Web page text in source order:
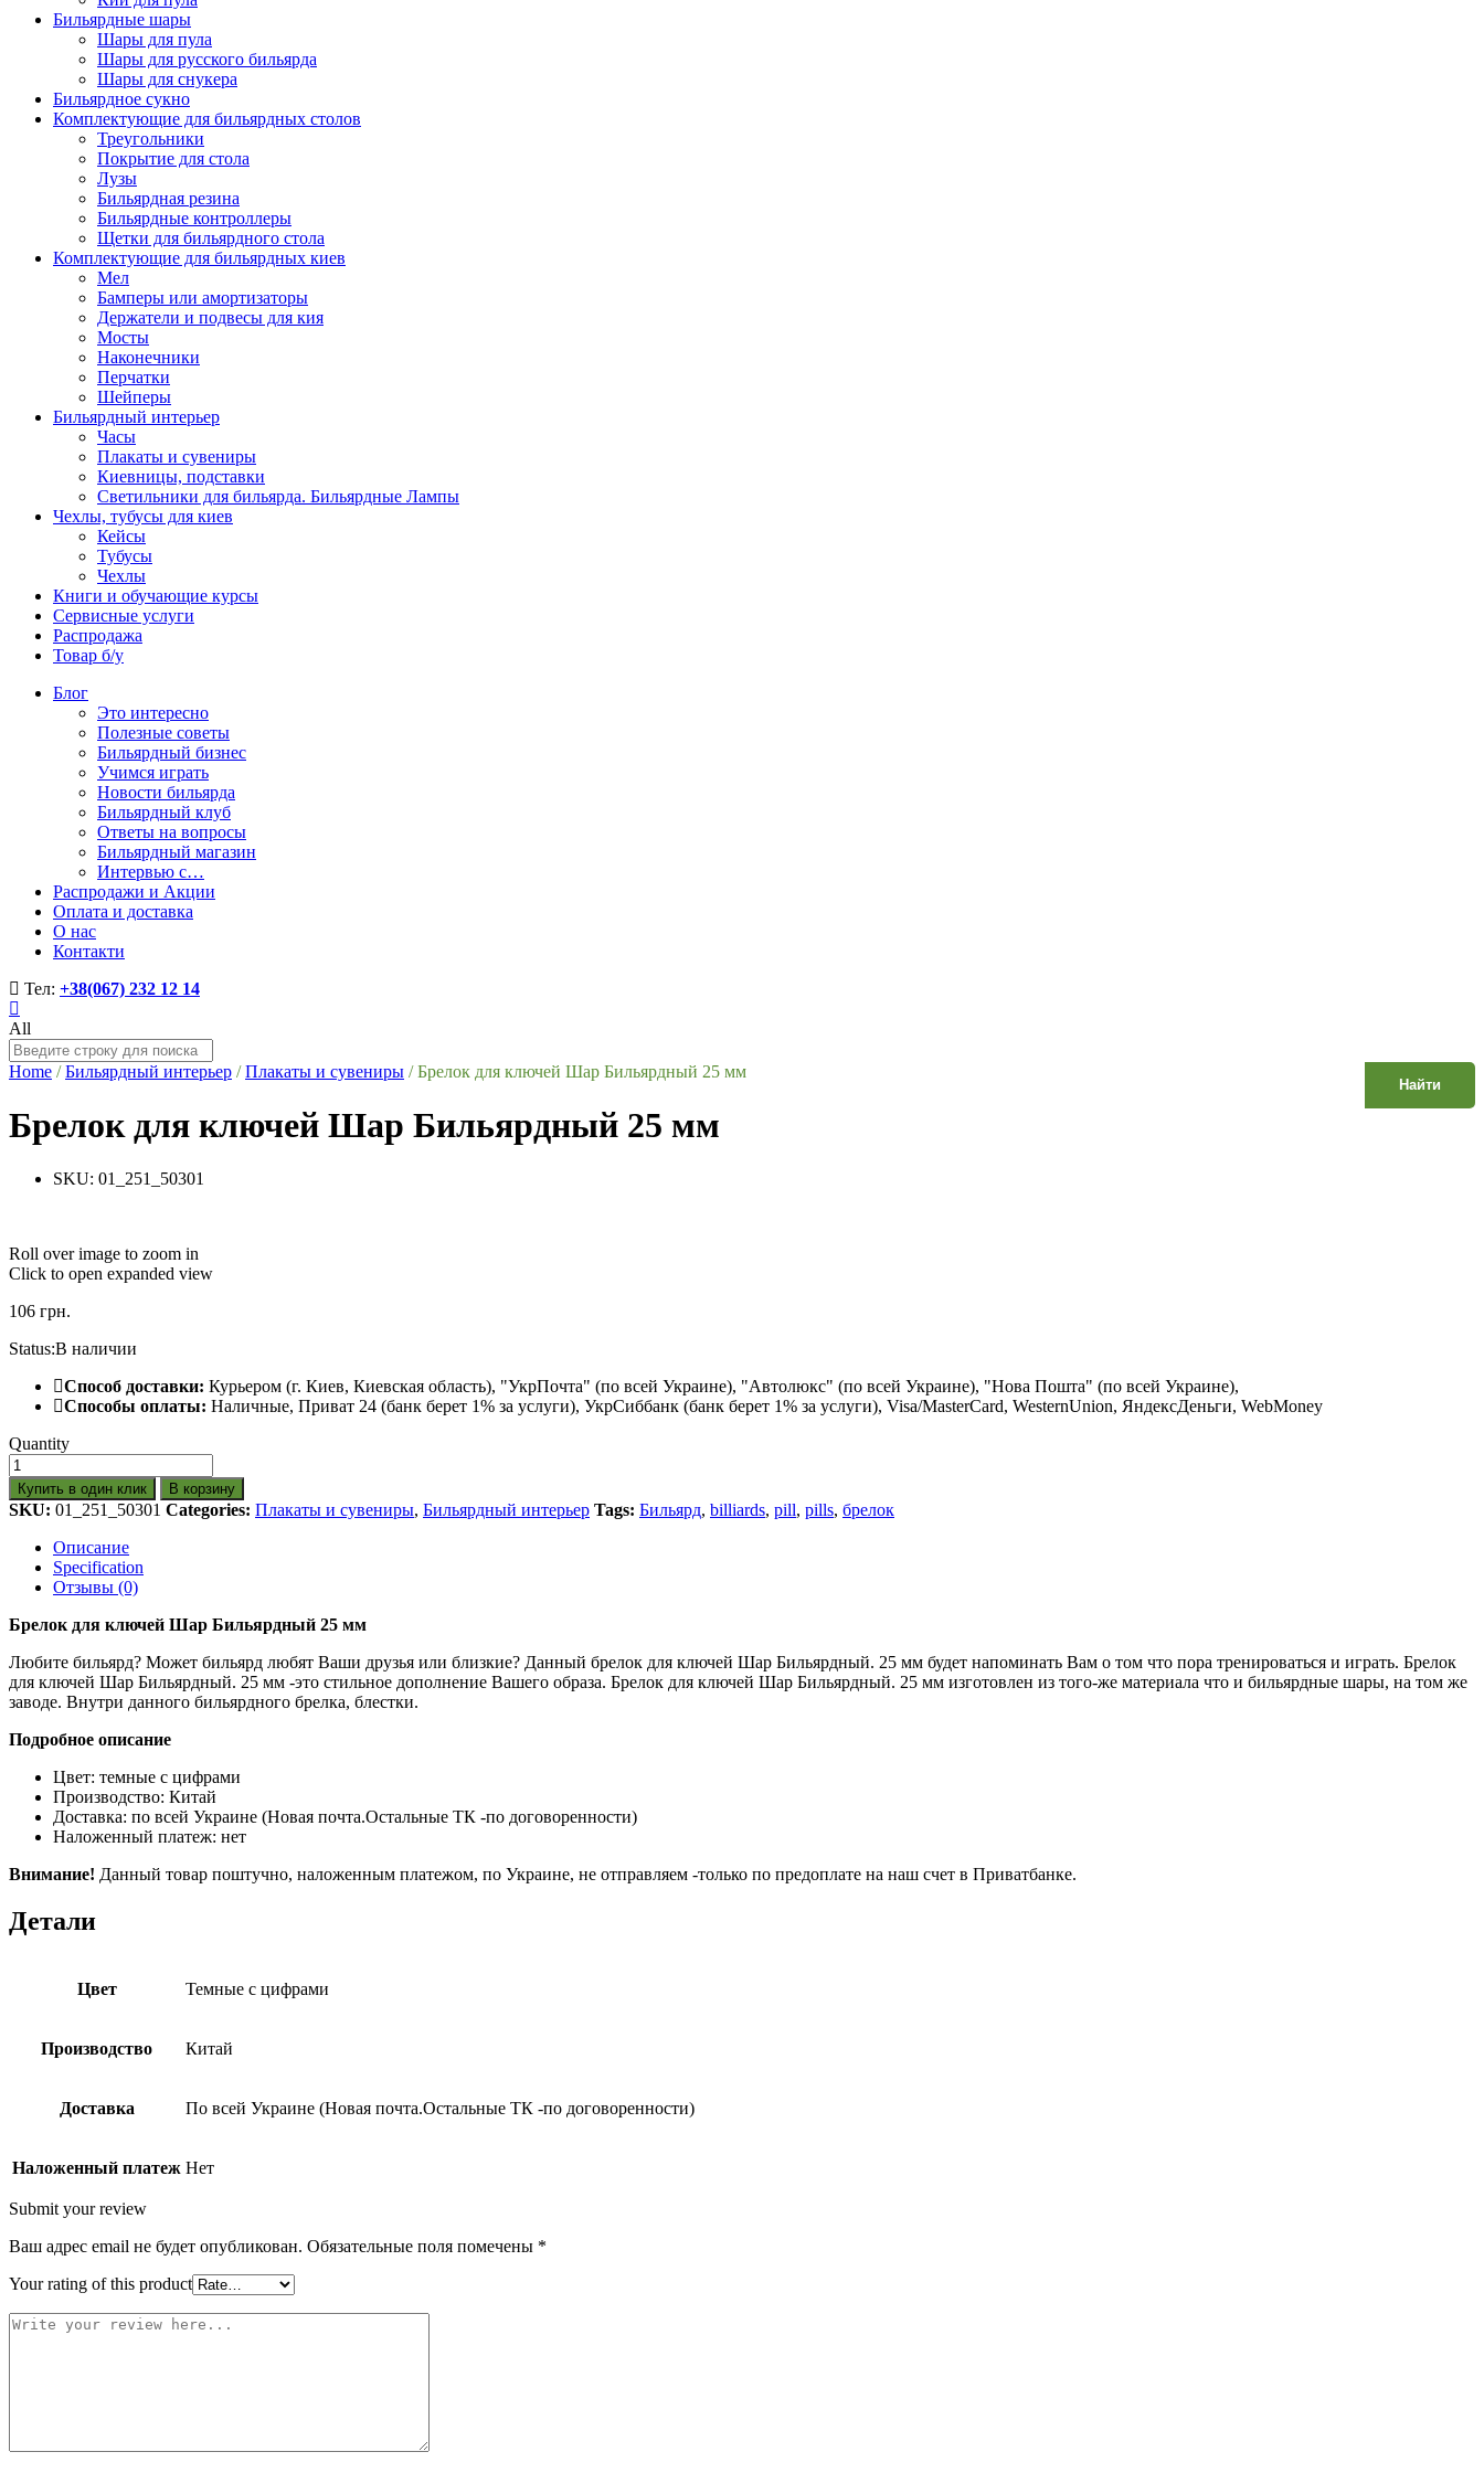
Бильярдные шары
Шары для пула
Шары для русского бильярда
Шары для снукера
Бильярдное сукно
Комплектующие для бильярдных столов
Треугольники
Покрытие для стола
Лузы
Бильярдная резина
Бильярдные контроллеры
Щетки для бильярдного стола
Комплектующие для бильярдных киев
Мел
Бамперы или амортизаторы
Держатели и подвесы для кия
Мосты
Наконечники
Перчатки
Шейперы
Бильярдный интерьер
Часы
Плакаты и сувениры
Киевницы, подставки
Светильники для бильярда. Бильярдные Лампы
Чехлы, тубусы для киев
Кейсы
Тубусы
Чехлы
Книги и обучающие курсы
Сервисные услуги
Распродажа
Товар б/у
Блог
Это интересно
Полезные советы
Бильярдный бизнес
Учимся играть
Новости бильярда
Бильярдный клуб
Ответы на вопросы
Бильярдный магазин
Интервью с…
Распродажи и Акции
Оплата и доставка
О нас
Контакти
Тел: +38(067) 232 12 14
All
Найти
Home / Бильярдный интерьер / Плакаты и сувениры / Брелок для ключей Шар Бильярдный 25 мм
Брелок для ключей Шар Бильярдный 25 мм
SKU: 01_251_50301
Roll over image to zoom in
Click to open expanded view
106 грн.
Status:В наличии
Способ доставки: Курьером (г. Киев, Киевская область), "УкрПочта" (по всей Украине), "Автолюкс" (по всей Украине), "Нова Пошта" (по всей Украине),
Способы оплаты: Наличные, Приват 24 (банк берет 1% за услуги), УкрСиббанк (банк берет 1% за услуги), Visa/МаsterСard, WesternUnion, ЯндексДеньги, WebMoney
Quantity
Купить в один клик В корзину
SKU: 01_251_50301 Categories: Плакаты и сувениры, Бильярдный интерьер Tags: Бильярд, billiards, pill, pills, брелок
Описание
Specification
Отзывы (0)
Брелок для ключей Шар Бильярдный 25 мм
Любите бильярд? Может бильярд любят Ваши друзья или близкие? Данный брелок для ключей Шар Бильярдный. 25 мм будет напоминать Вам о том что пора тренироваться и играть. Брелок
для ключей Шар Бильярдный. 25 мм -это стильное дополнение Вашего образа. Брелок для ключей Шар Бильярдный. 25 мм изготовлен из того-же материала что и бильярдные шары, на том же
заводе. Внутри данного бильярдного брелка, блестки.
Подробное описание
Цвет: темные с цифрами
Производство: Китай
Доставка: по всей Украине (Новая почта.Остальные ТК -по договоренности)
Наложенный платеж: нет
Внимание! Данный товар поштучно, наложенным платежом, по Украине, не отправляем -только по предоплате на наш счет в Приватбанке.
Детали
Цвет Темные с цифрами
Производство Китай
Доставка По всей Украине (Новая почта.Остальные ТК -по договоренности)
Наложенный платеж Нет
Submit your review
Ваш адрес email не будет опубликован. Обязательные поля помечены *
Your rating of this product